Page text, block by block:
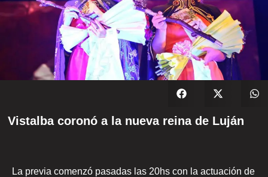
Vistalba coronó a la nueva reina de Luján
La previa comenzó pasadas las 20hs con la actuación de